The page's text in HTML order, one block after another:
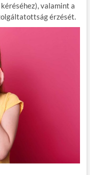
valamint a
érzését.